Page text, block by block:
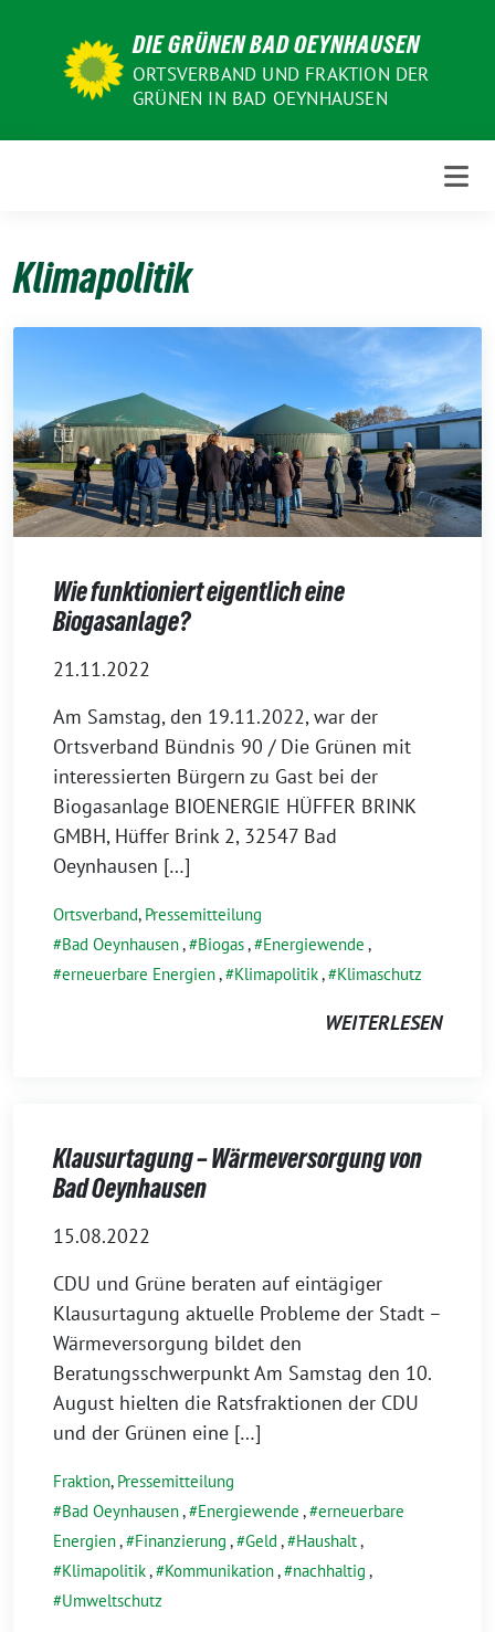
DIE GRÜNEN BAD OEYNHAUSEN
ORTSVERBAND UND FRAKTION DER
GRÜNEN IN BAD OEYNHAUSEN
Klimapolitik
Wie funktioniert eigentlich eine
Biogasanlage?
21.11.2022
Am Samstag, den 19.11.2022, war der
Ortsverband Bündnis 90 / Die Grünen mit
interessierten Bürgern zu Gast bei der
Biogasanlage BIOENERGIE HÜFFER BRINK
GMBH, Hüffer Brink 2, 32547 Bad
Oeynhausen […]
Ortsverband, Pressemitteilung
Bad Oeynhausen, Biogas, Energiewende ,
erneuerbare Energien, Klimapolitik, Klimaschutz
WEITERLESEN
Klausurtagung – Wärmeversorgung von
Bad Oeynhausen
15.08.2022
CDU und Grüne beraten auf eintägiger
Klausurtagung aktuelle Probleme der Stadt –
Wärmeversorgung bildet den
Beratungsschwerpunkt Am Samstag den 10.
August hielten die Ratsfraktionen der CDU
und der Grünen eine […]
Fraktion, Pressemitteilung
Bad Oeynhausen, Energiewende , erneuerbare
Energien, Finanzierung , Geld , Haushalt,
Klimapolitik, Kommunikation, nachhaltig ,
Umweltschutz